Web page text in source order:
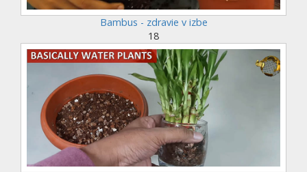
Bambus - zdravie v izbe
18